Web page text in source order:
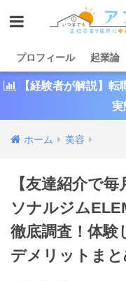
プロフィール 起業論
【経験者が解説】転
実
ホーム 美容
【友達紹介で
ソナルジム
徹底調査！体験
デメリットまと